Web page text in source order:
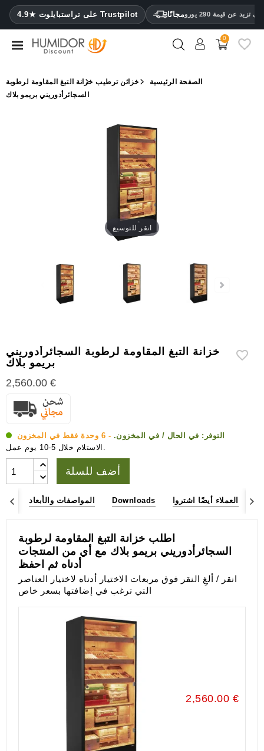
4.9★ على تراستبايلوت Trustpilot مجانًا عن قيمة 290 يورو CATEGORY
مرطب
خزائن
ترطيب
0
الصفحة الرئيسية خزائن ترطيب خزانة التبغ المقاومة لرطوبة
السجائرأدوريني بريمو بلاك
انقر للتوسيع
خزانة التبغ المقاومة لرطوبة السجائرأدوريني
بريمو بلاك
2,560.00 €
التوفر: في الحال / في المخزون. - 6 وحدة فقط في المخزون
الاستلام خلال 5-10 يوم عمل.
أضف للسلة
المواصفات والأبعاد Downloads العملاء أيضًا اشتروا
اطلب خزانة التبغ المقاومة لرطوبة
السجائرأدوريني بريمو بلاك مع أي من المنتجات
أدناه ثم احفظ
انقر / ألغِ النقر فوق مربعات الاختيار أدناه لاختيار العناصر
التي ترغب في إضافتها بسعر خاص
2,560.00 €